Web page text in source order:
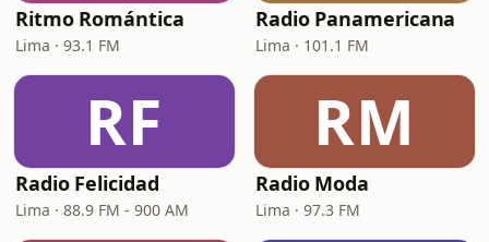
Ritmo Romántica
Lima · 93.1 FM
Radio Panamericana
Lima · 101.1 FM
RF
Radio Felicidad
Lima · 88.9 FM - 900 AM
RM
Radio Moda
Lima · 97.3 FM